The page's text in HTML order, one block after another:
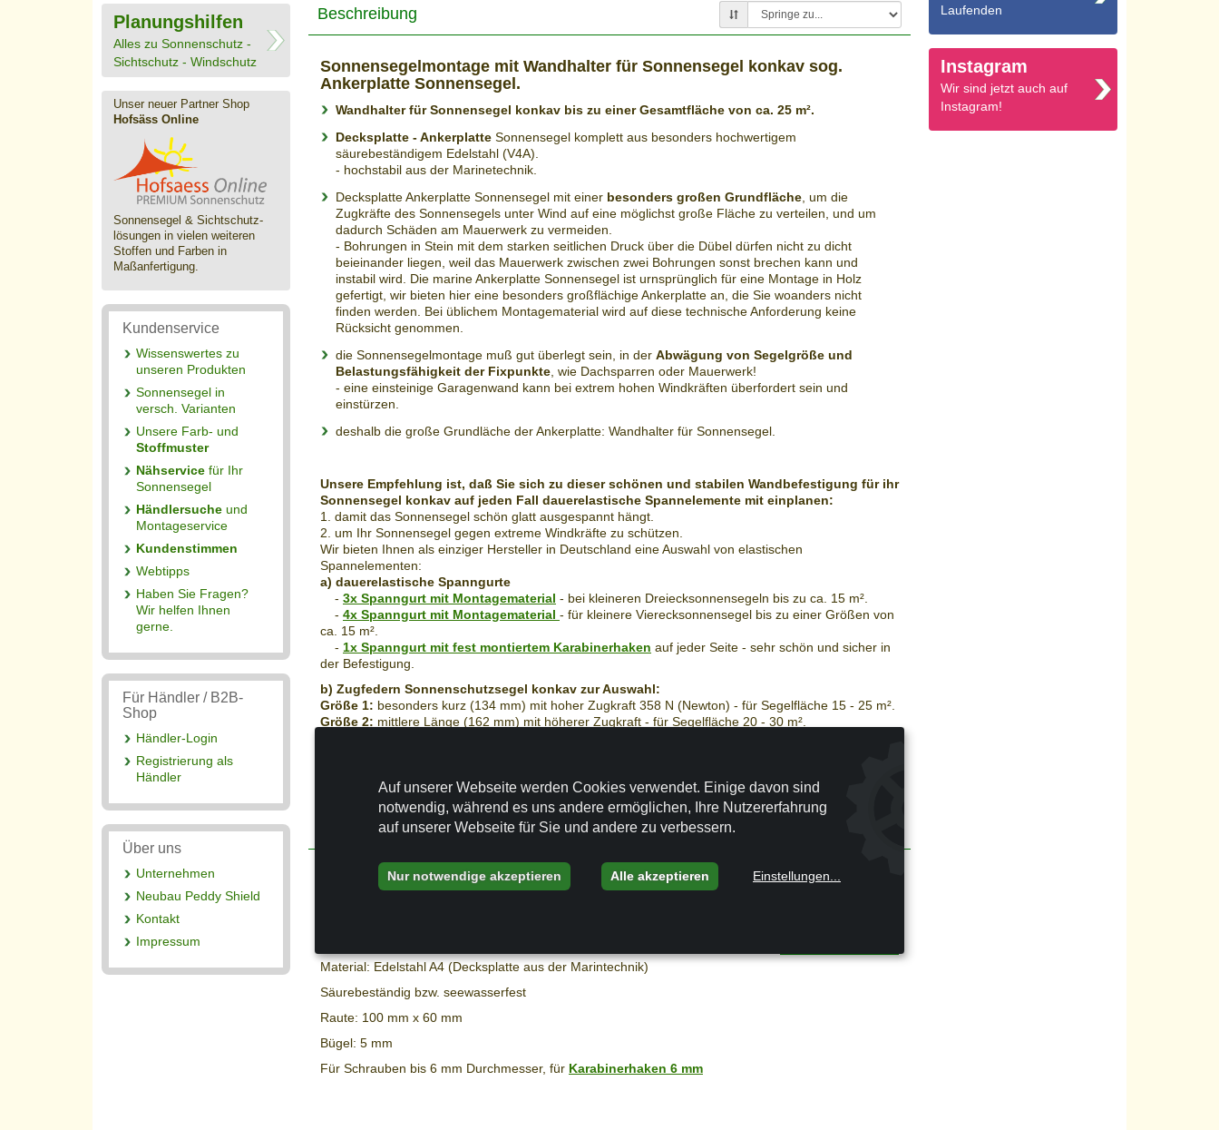
Beschreibung
Sonnensegelmontage mit Wandhalter für Sonnensegel konkav sog.
Ankerplatte Sonnensegel.
Wandhalter für Sonnensegel konkav bis zu einer Gesamtfläche von ca. 25 m².
Decksplatte - Ankerplatte Sonnensegel komplett aus besonders hochwertigem
säurebeständigem Edelstahl (V4A).
- hochstabil aus der Marinetechnik.
Decksplatte Ankerplatte Sonnensegel mit einer besonders großen Grundfläche , um die
Zugkräfte des Sonnensegels unter Wind auf eine möglichst große Fläche zu verteilen, und um
dadurch Schäden am Mauerwerk zu vermeiden.
- Bohrungen in Stein mit dem starken seitlichen Druck über die Dübel dürfen nicht zu dicht
beieinander liegen, weil das Mauerwerk zwischen zwei Bohrungen sonst brechen kann und
instabil wird. Die marine Ankerplatte Sonnensegel ist urnsprünglich für eine Montage in Holz
gefertigt, wir bieten hier eine besonders großflächige Ankerplatte an, die Sie woanders nicht
finden werden. Bei üblichem Montagematerial wird auf diese technische Anforderung keine
Rücksicht genommen.
die Sonnensegelmontage muß gut überlegt sein, in der Abwägung von Segelgröße und
Belastungsfähigkeit der Fixpunkte , wie Dachsparren oder Mauerwerk!
- eine einsteinige Garagenwand kann bei extrem hohen Windkräften überfordert sein und
einstürzen.
deshalb die große Grundläche der Ankerplatte: Wandhalter für Sonnensegel.
Unsere Empfehlung ist, daß Sie sich zu dieser schönen und stabilen Wandbefestigung für ihr
Sonnensegel konkav auf jeden Fall dauerelastische Spannelemente mit einplanen:
1. damit das Sonnensegel schön glatt ausgespannt hängt.
2. um Ihr Sonnensegel gegen extreme Windkräfte zu schützen.
Wir bieten Ihnen als einziger Hersteller in Deutschland eine Auswahl von elastischen
Spannelementen:
a) dauerelastische Spanngurte
- 3x Spanngurt mit Montagematerial - bei kleineren Dreiecksonnensegeln bis zu ca. 15 m².
- 4x Spanngurt mit Montagematerial - für kleinere Vierecksonnensegel bis zu einer Größen von
ca. 15 m².
- 1x Spanngurt mit fest montiertem Karabinerhaken auf jeder Seite - sehr schön und sicher in
der Befestigung.
b) Zugfedern Sonnenschutzsegel konkav zur Auswahl:
Größe 1: besonders kurz (134 mm) mit hoher Zugkraft 358 N (Newton) - für Segelfläche 15 - 25 m².
Größe 2: mittlere Länge (162 mm) mit höherer Zugkraft - für Segelfläche 20 - 30 m².
Packungsinhalt
Material: Edelstahl A4 (Decksplatte aus der Marintechnik)
Säurebeständig bzw. seewasserfest
Raute: 100 mm x 60 mm
Bügel: 5 mm
Für Schrauben bis 6 mm Durchmesser, für Karabinerhaken 6 mm
Laufenden
Instagram
Wir sind jetzt auch auf
Instagram!
Planungshilfen
Alles zu Sonnenschutz -
Sichtschutz - Windschutz
Unser neuer Partner Shop
Hofsäss Online
Sonnensegel & Sichtschutz­
lösungen in vielen weiteren
Stoffen und Farben in
Maßanfertigung.
Kundenservice
Wissenswertes zu
unseren Produkten
Sonnensegel in
versch. Varianten
Unsere Farb- und
Stoffmuster
Nähservice für Ihr
Sonnensegel
Händlersuche und
Montageservice
Kundenstimmen
Webtipps
Haben Sie Fragen?
Wir helfen Ihnen
gerne.
Für Händler / B2B-
Shop
Händler-Login
Registrierung als
Händler
Über uns
Unternehmen
Neubau Peddy Shield
Kontakt
Impressum
Auf unserer Webseite werden Cookies verwendet. Einige davon sind
notwendig, während es uns andere ermöglichen, Ihre Nutzererfahrung
auf unserer Webseite für Sie und andere zu verbessern.
Nur notwendige akzeptieren Alle akzeptieren Einstellungen